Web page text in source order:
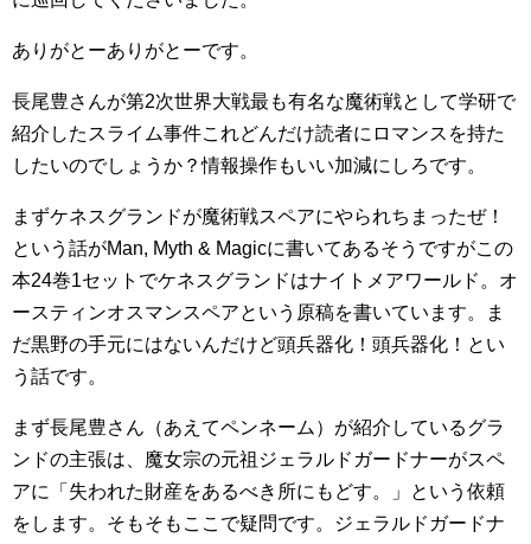
ありがとーありがとーです。
長尾豊さんが第2次世界大戦最も有名な魔術戦として学研で
紹介したスライム事件これどんだけ読者にロマンスを持た
したいのでしょうか？情報操作もいい加減にしろです。
まずケネスグランドが魔術戦スペアにやられちまったぜ！
という話がMan, Myth & Magicに書いてあるそうですがこの
本24巻1セットでケネスグランドはナイトメアワールド。オ
ースティンオスマンスペアという原稿を書いています。ま
だ黒野の手元にはないんだけど頭兵器化！頭兵器化！とい
う話です。
まず長尾豊さん（あえてペンネーム）が紹介しているグラ
ンドの主張は、魔女宗の元祖ジェラルドガードナーがスペ
アに「失われた財産をあるべき所にもどす。」という依頼
をします。そもそもここで疑問です。ジェラルドガードナ